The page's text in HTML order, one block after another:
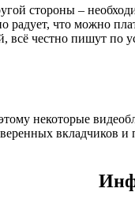
стороны –
что можно
честно пишут по
некоторые
вкладчиков и